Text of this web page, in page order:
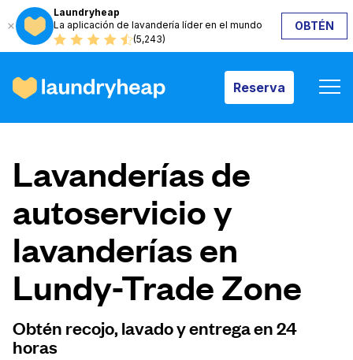
Laundryheap
La aplicación de lavandería líder en el mundo
(5,243)
OBTÉN
Reserva
Reserva
Cómo funciona
Precios y servicios
Quiénes somos
Para las empresas
Lavanderías de
autoservicio y
lavanderías en
Lundy-Trade Zone
Obtén recojo, lavado y entrega en 24
horas